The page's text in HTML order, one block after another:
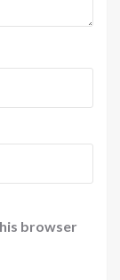
browser